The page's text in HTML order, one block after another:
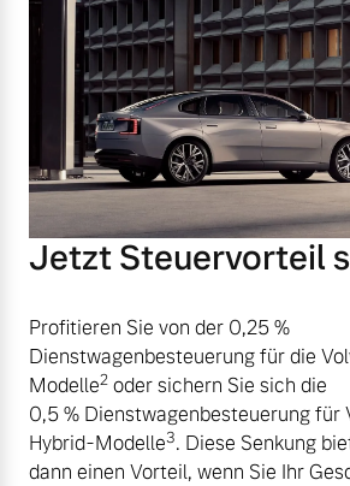
Jetzt Steuervorteil
Profitieren Sie von der 0,25 %
Dienstwagenbesteuerung für die
Modelle2 oder sichern Sie sich die
0,5 % Dienstwagenbesteuerung für
Hybrid-Modelle3. Diese Senkung
dann einen Vorteil, wenn Sie Ihr